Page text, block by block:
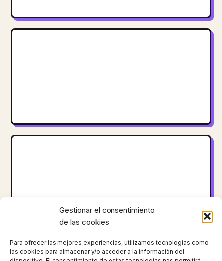
Gestionar el consentimiento
de las cookies
Para ofrecer las mejores experiencias, utilizamos tecnologías como
las cookies para almacenar y/o acceder a la información del